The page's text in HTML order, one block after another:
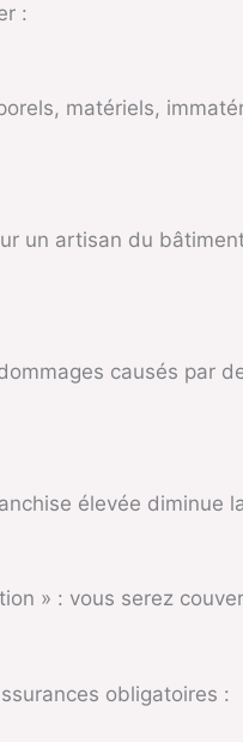
:
matériels,
un artisan du
causés par
élevée diminue
» : vous serez
obligatoires :